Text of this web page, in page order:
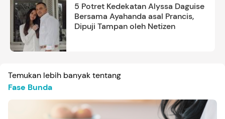
5 Potret Kedekatan Alyssa Daguise
Bersama Ayahanda asal Prancis,
Dipuji Tampan oleh Netizen
Temukan lebih banyak tentang
Fase Bunda